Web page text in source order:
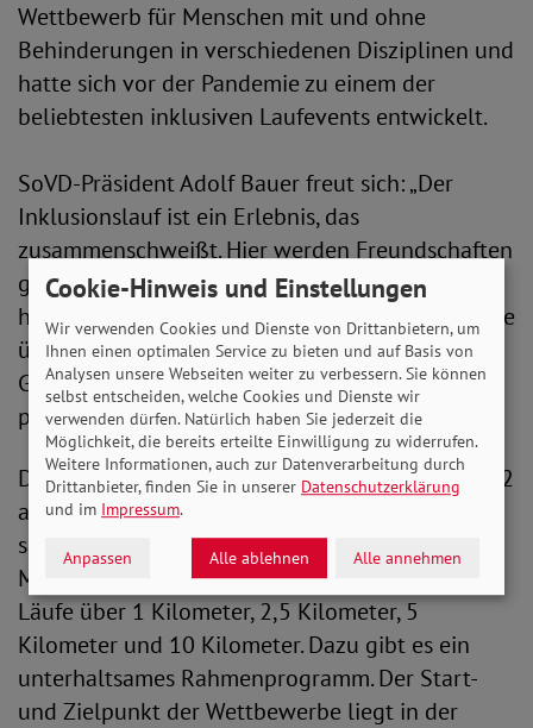
Wettbewerb für Menschen mit und ohne
Behinderungen in verschiedenen Disziplinen und
hatte sich vor der Pandemie zu einem der
beliebtesten inklusiven Laufevents entwickelt.
SoVD-Präsident Adolf Bauer freut sich: „Der
Inklusionslauf ist ein Erlebnis, das
zusammenschweißt. Hier werden Freundschaften
geschlossen, die weit über das Sportereignis
hinausgehen. Wir wollen zeigen, dass Hindernisse
überwunden werden können. Es ist die perfekte
Gelegenheit, Inklusion gemeinsam und ganz
praktisch zu demonstrieren“.
Der SoVD-Inklusionslauf startet am 25. Juni 2022
auf dem Tempelhofer Feld in Berlin und hat
sechs Wettbewerbe: Den Bambinilauf (300
Meter), den Staffellauf (4x400 Meter) sowie
Läufe über 1 Kilometer, 2,5 Kilometer, 5
Kilometer und 10 Kilometer. Dazu gibt es ein
unterhaltsames Rahmenprogramm. Der Start-
und Zielpunkt der Wettbewerbe liegt in der
Cookie-Hinweis und Einstellungen
Wir verwenden Cookies und Dienste von Drittanbietern, um
Ihnen einen optimalen Service zu bieten und auf Basis von
Analysen unsere Webseiten weiter zu verbessern. Sie können
selbst entscheiden, welche Cookies und Dienste wir
verwenden dürfen. Natürlich haben Sie jederzeit die
Möglichkeit, die bereits erteilte Einwilligung zu widerrufen.
Weitere Informationen, auch zur Datenverarbeitung durch
Drittanbieter, finden Sie in unserer Datenschutzerklärung
und im Impressum.
Anpassen Alle ablehnen Alle annehmen